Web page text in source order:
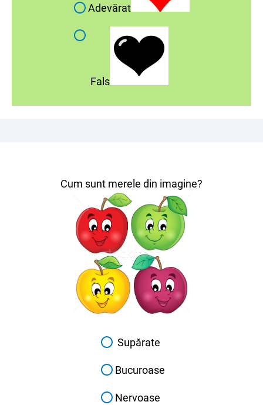
Adevărat
Fals
Cum sunt merele din imagine?
Supărate
Bucuroase
Nervoase